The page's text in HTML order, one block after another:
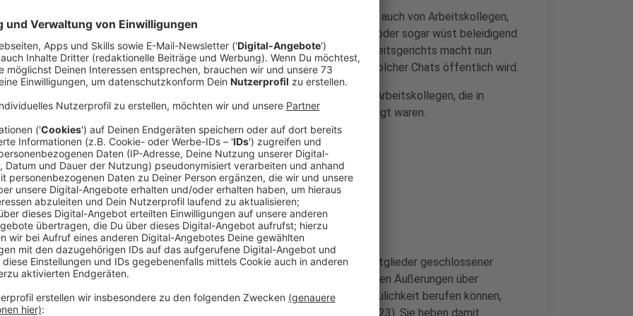
Es gibt sie tausendfach: Geschlossene Chatgruppen im Internet - auch von Arbeitskollegen,
die im vermeintlich vertraulichen digitalen Raum auch mal pöbeln oder sogar wüst beleidigend
über ihre Chefs oder Kollegen herziehen. Ein Urteil des Bundesarbeitsgerichts macht nun
deutlich: Es kann im Extremfall den Job kosten, wenn der Inhalt solcher Chats öffentlich wird.
Verhandelt wurde der Fall einer WhatsApp-Gruppe befreundeter Arbeitskollegen, die in
Hannover-Langenhagen bei der Fluggesellschaft TUIfly beschäftigt waren.
Anzeige
Das Urteil
Anzeige
Deutschlands höchste Arbeitsrichter haben entschieden, dass Mitglieder geschlossener
Chatgruppen sich bei beleidigenden, rassistischen oder sexistischen Äußerungen über
Arbeitskollegen nur im Ausnahmefall auf den Schutz durch Vertraulichkeit berufen können,
wenn es zu einer außerordentlichen Kündigung kommt (2 AZR 17/23). Sie heben damit